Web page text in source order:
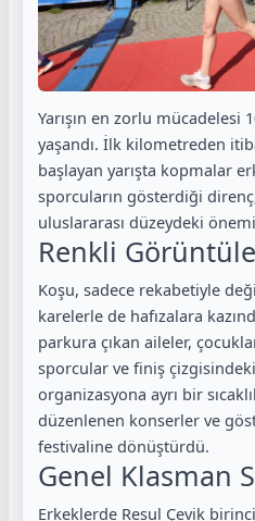
Yarışın en zorlu
yaşandı. İlk kilometreden
başlayan yarışta kopmalar
sporcuların gösterdiği
uluslararası düzeydeki
Renkli
Koşu, sadece rekabetiyle
karelerle de hafızalara
parkura çıkan aileler,
sporcular ve finiş
organizasyona ayrı bir
düzenlenen konserler ve
festivaline dönüştürdü.
Genel Klasman
Erkeklerde Resul Çevik